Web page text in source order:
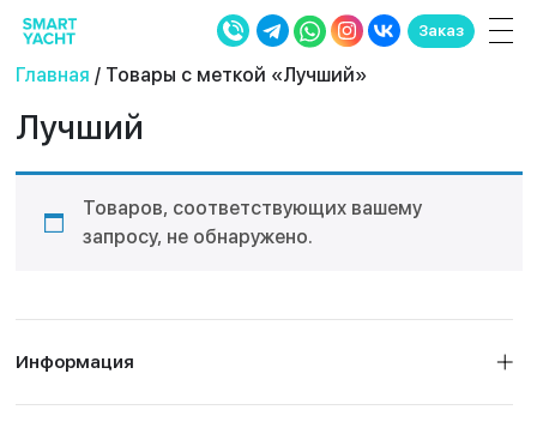
Заказ
Главная / Товары с меткой «Лучший»
Лучший
Товаров, соответствующих вашему
запросу, не обнаружено.
Информация